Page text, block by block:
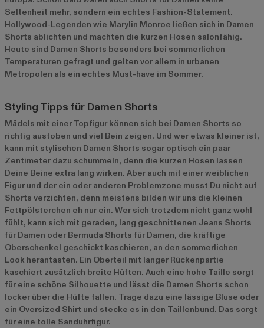
Seltenheit mehr, sondern ein echtes Fashion-Statement.
Hollywood-Legenden wie Marylin Monroe ließen sich in Damen
Shorts ablichten und machten die kurzen Hosen salonfähig.
Heute sind Damen Shorts besonders bei sommerlichen
Temperaturen gefragt und gelten vor allem in urbanen
Metropolen als ein echtes Must-have im Sommer.
Styling Tipps für Damen Shorts
Mädels mit einer Topfigur können sich bei Damen Shorts so
richtig austoben und viel Bein zeigen. Und wer etwas kleiner ist,
kann mit stylischen Damen Shorts sogar optisch ein paar
Zentimeter dazu schummeln, denn die kurzen Hosen lassen
Deine Beine extra lang wirken. Aber auch mit einer weiblichen
Figur und der ein oder anderen Problemzone musst Du nicht auf
Shorts verzichten, denn meistens bilden wir uns die kleinen
Fettpölsterchen eh nur ein. Wer sich trotzdem nicht ganz wohl
fühlt, kann sich mit geraden, lang geschnittenen Jeans Shorts
für Damen oder Bermuda Shorts für Damen, die kräftige
Oberschenkel geschickt kaschieren, an den sommerlichen
Look herantasten. Ein Oberteil mit langer Rückenpartie
kaschiert zusätzlich breite Hüften. Auch eine hohe Taille sorgt
für eine schöne Silhouette und lässt die Damen Shorts schon
locker über die Hüfte fallen. Trage dazu eine lässige Bluse oder
ein Oversized Shirt und stecke es in den Taillenbund. Das sorgt
für eine tolle Sanduhrfigur.